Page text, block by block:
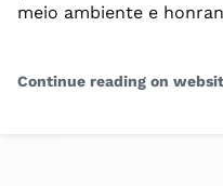
meio ambiente e
Continue reading on